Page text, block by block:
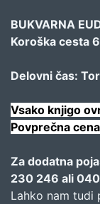
BUKVARNA
Koroška cesta
Delovni čas:
Vsako knjigo
Povprečna
Za dodatna
230 246 ali
Lahko nam tudi